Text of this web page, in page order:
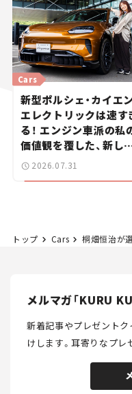
新型ポルシェ・カイエン
エレクトリックは速す
る！ エンジン車派の私
価値観を覆した、新し
ポルシェの走り。
Cars
2026.07.31
トップ Cars 桐畑恒治が選ぶ今年の1台は「シ
メルマガ「KURU
新着記事やプレゼント
けします。耳寄りなプレ